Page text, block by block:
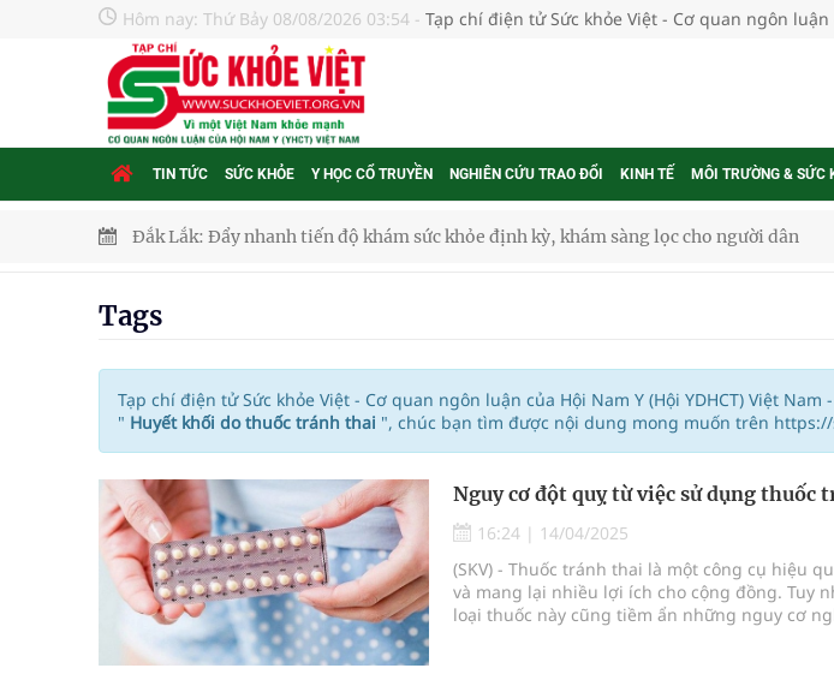
Hôm nay: Thứ Bảy 08/08/2026 03:54 - Tạp chí điện tử Sức khỏe Việt - Cơ quan ngôn luận
TIN TỨC SỨC KHỎE Y HỌC CỔ TRUYỀN NGHIÊN CỨU TRAO ĐỔI KINH TẾ MÔI TRƯỜNG & SỨC
Đắk Lắk: Đẩy nhanh tiến độ khám sức khỏe định kỳ, khám sàng lọc cho người dân
Nhiều lợi thế để nâng chất lượng y tế
Vương Thành Công: Khi việc học bắt đầu từ trải nghiệm thực tế
Chấn chỉnh hoạt động kinh doanh dược liệu
Súp lơ xanh mang đến hy vọng mới trong phòng ngừa ung thư
Tác Dụng Chống Kết Tập Tiểu Cầu Và Chống Đông Máu Của Các Loài Nhân Sâm
Quan Bằng Chứng Dược Lý Và Cơ Chế Phân Tử
Tags
Tạp chí điện tử Sức khỏe Việt - Cơ quan ngôn luận của Hội Nam Y (Hội YDHCT) Việt
" Huyết khối do thuốc tránh thai ", chúc bạn tìm được nội dung mong muốn trên
Nguy cơ đột quỵ từ việc sử dụng thuốc
16:24 | 14/04/2025
(SKV) - Thuốc tránh thai là một công cụ hiệu
và mang lại nhiều lợi ích cho cộng đồng. Tuy
loại thuốc này cũng tiềm ẩn những nguy cơ